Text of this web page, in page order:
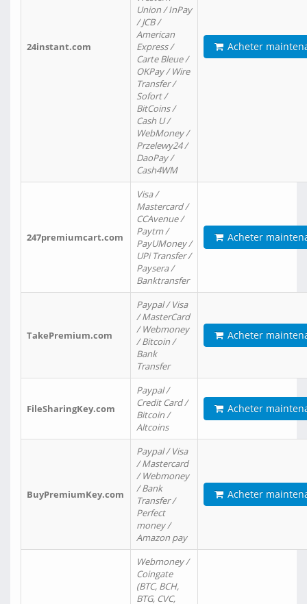
24instant.com
Union / InPay
/ JCB /
American
Express /
Carte Bleue /
OKPay / Wire
Transfer /
Sofort /
BitCoins /
Cash U /
WebMoney /
Przelewy24 /
DaoPay /
Cash4WM
Acheter
247premiumcart.com
Visa /
Mastercard /
CCAvenue /
Paytm /
PayUMoney /
UPi Transfer /
Paysera /
Banktransfer
Acheter
TakePremium.com
Paypal / Visa
/ MasterCard
/ Webmoney
/ Bitcoin /
Bank
Transfer
Acheter
FileSharingKey.com
Paypal /
Credit Card /
Bitcoin /
Altcoins
Acheter
BuyPremiumKey.com
Paypal / Visa
/ Mastercard
/ Webmoney
/ Bank
Transfer /
Perfect
money /
Amazon pay
Acheter
Webmoney /
Coingate
(BTC, BCH,
BTG, CVC,